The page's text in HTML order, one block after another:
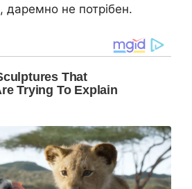
даремно не потрібен.